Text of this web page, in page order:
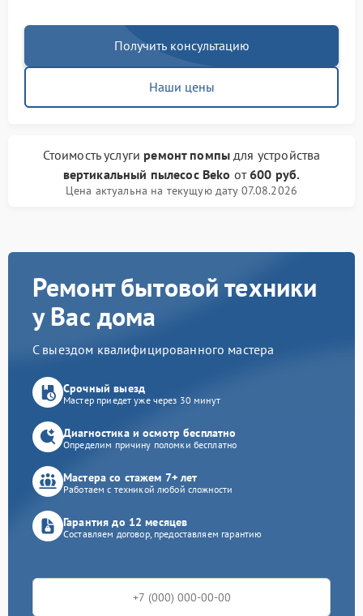
Получить консультацию
Наши цены
Стоимость услуги ремонт помпы для устройства
вертикальный пылесос Beko от600 руб.
Цена актуальна на текущую дату 07.08.2026
Ремонт бытовой техники
у Вас дома
С выездом квалифицированного мастера
Срочный выезд
Мастер приедет уже через 30 минут
Диагностика и осмотр бесплатно
Определим причину поломки бесплатно
Мастера со стажем 7+ лет
Работаем с техникой любой сложности
Гарантия до 12 месяцев
Составляем договор, предоставляем гарантию